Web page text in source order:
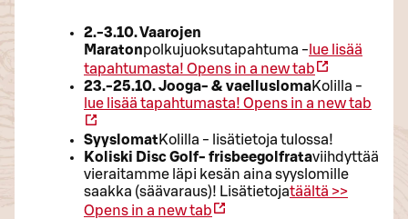
2.-3.10. Vaarojen
Maratonpolkujuoksutapahtuma - lue lisää
tapahtumasta! Opens in a new tab
23.-25.10. Jooga- & vaelluslomaKolilla -
lue lisää tapahtumasta! Opens in a new tab
SyyslomatKolilla - lisätietoja tulossa!
Koliski Disc Golf- frisbeegolfrataviihdyttää
vieraitamme läpi kesän aina syyslomille
saakka (säävaraus)! Lisätietojatäältä >>
Opens in a new tab